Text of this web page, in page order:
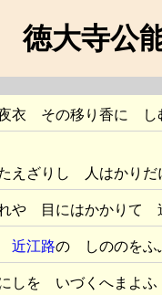
徳大寺公
衣 その移り香に し
えざりし 人はかりだ
目にはかかりて
近江路の しののをふ
しを いづくへまよふ